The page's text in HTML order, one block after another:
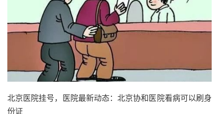
北京医院挂号，医院最新动态：北京协和医院看病可以刷身
份证